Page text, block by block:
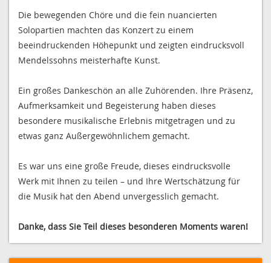
Die bewegenden Chöre und die fein nuancierten
Solopartien machten das Konzert zu einem
beeindruckenden Höhepunkt und zeigten eindrucksvoll
Mendelssohns meisterhafte Kunst.
Ein großes Dankeschön an alle Zuhörenden. Ihre Präsenz,
Aufmerksamkeit und Begeisterung haben dieses
besondere musikalische Erlebnis mitgetragen und zu
etwas ganz Außergewöhnlichem gemacht.
Es war uns eine große Freude, dieses eindrucksvolle
Werk mit Ihnen zu teilen – und Ihre Wertschätzung für
die Musik hat den Abend unvergesslich gemacht.
Danke, dass Sie Teil dieses besonderen Moments waren!